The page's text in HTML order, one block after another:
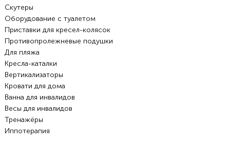
Скутеры
Оборудование с туалетом
Приставки для кресел-колясок
Противопролежневые подушки
Для пляжа
Кресла-каталки
Вертикализаторы
Кровати для дома
Ванна для инвалидов
Весы для инвалидов
Тренажёры
Иппотерапия